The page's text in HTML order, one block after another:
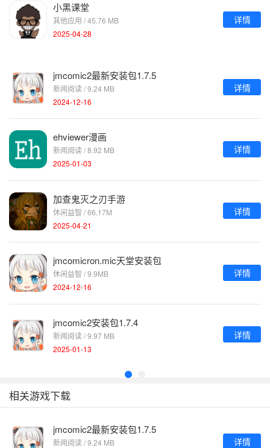
小黑课堂
其他应用 / 45.76 MB
2025-04-28
详情
jmcomic2最新安装包1.7.5
新闻阅读 / 9.24 MB
2024-12-16
详情
ehviewer漫画
新闻阅读 / 8.92 MB
2025-01-03
详情
加查鬼灭之刃手游
休闲益智 / 66.17M
2025-04-21
详情
jmcomicron.mic天堂安装包
休闲益智 / 9.9MB
2024-12-16
详情
jmcomic2安装包1.7.4
新闻阅读 / 9.97 MB
2025-01-13
详情
相关游戏下载
jmcomic2最新安装包1.7.5
新闻阅读 / 9.24 MB 详情